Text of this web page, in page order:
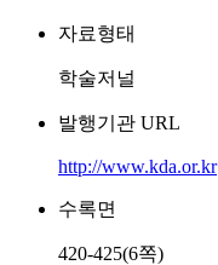
자료형태
학술저널
발행기관 URL
http://www.kda.or.kr
수록면
420-425(6쪽)